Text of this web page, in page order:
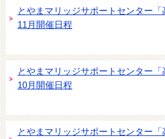
とやまマリッジサポートセンター「
11月開催日程
とやまマリッジサポートセンター「
10月開催日程
とやまマリッジサポートセンター